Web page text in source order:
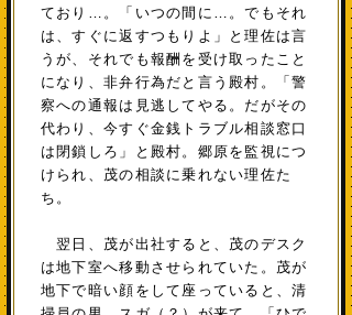
ており…。「いつの間に…。でもそれ
は、すぐに返すつもりよ」と理佐は言
うが、それでも報酬を受け取ったこと
になり、非弁行為だと言う殿村。「警
察への通報は見逃してやる。だがその
代わり、今すぐ金銭トラブル相談窓口
は閉鎖しろ」と殿村。郷原を監視につ
けられ、茂の相談に乗れない理佐た
ち。
翌日、茂が出社すると、茂のデスク
は地下室へ移動させられていた。茂が
地下で暗い顔をして座っていると、清